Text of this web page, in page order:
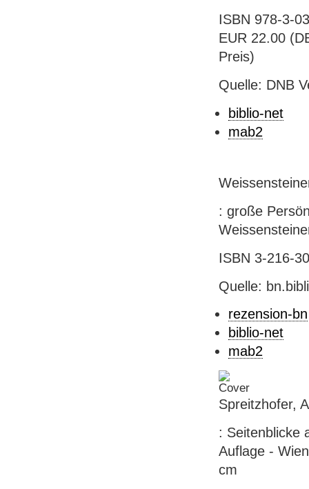
ISBN 978-3-
EUR 22.00
Preis)
Quelle: DNB
biblio-net
mab2
: große
ISBN 3-216-
Quelle:
rezension-bn
biblio-net
mab2
Spreitzhofer,
: Seitenblicke
Auflage -
cm